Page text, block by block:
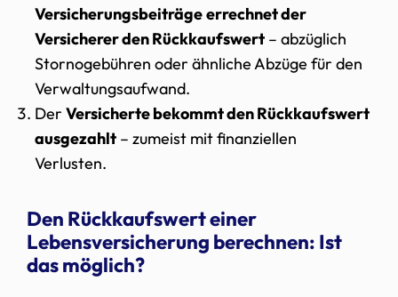
Versicherungsbeiträgeerrechnet der
Versicherer den Rückkaufswert– abzüglich
Stornogebühren oder ähnliche Abzüge für den
Verwaltungsaufwand.
Der Versicherte bekommt den Rückkaufswert
ausgezahlt– zumeist mit finanziellen
Verlusten.
Den Rückkaufswert einer
Lebensversicherung berechnen: Ist
das möglich?